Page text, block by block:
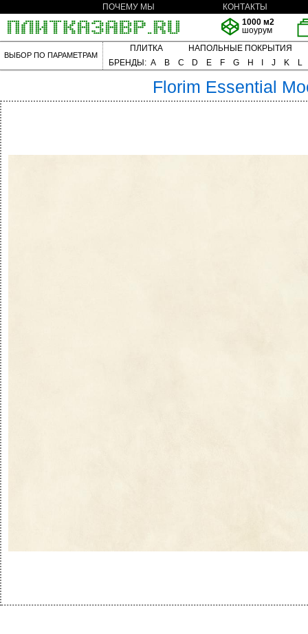
ПОЧЕМУ МЫ
КОНТАКТЫ
1000 м2
шоурум
ВЫБОР ПО ПАРАМЕТРАМ
ПЛИТКА
НАПОЛЬНЫЕ ПОКРЫТИЯ
БРЕНДЫ: A B C D E F G H J K L
Florim Essential